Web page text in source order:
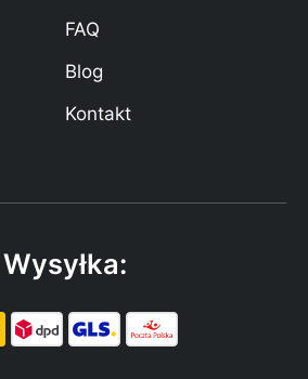
FAQ
Blog
Kontakt
Wysyłka: